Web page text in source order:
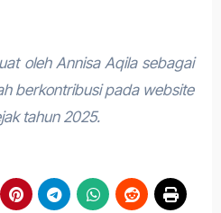
oleh Annisa Aqila sebagai
berkontribusi pada website
tahun 2025.